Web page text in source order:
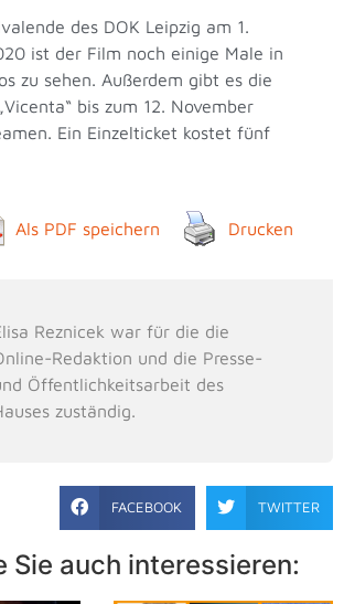
des DOK Leipzig am 1.
ist der Film noch einige Male in
zu sehen. Außerdem gibt es die
bis zum 12. November
Ein Einzelticket kostet fünf
Als PDF speichern Drucken
Reznicek war für die die
Redaktion und die Presse-
Öffentlichkeitsarbeit des
zuständig.
FACEBOOK TWITTER
Sie auch interessieren: